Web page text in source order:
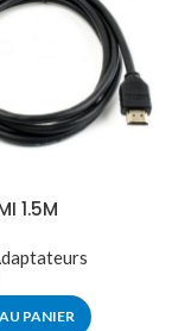
1.5M
PANIER